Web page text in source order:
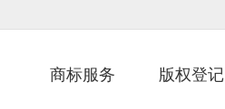
版权登记
商标服务